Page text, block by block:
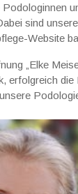
Podologinnen
sind
Website
„Elke
erfolgreich